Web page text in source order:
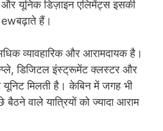
और यूनिक डिज़ाइन एलिमेंट्स इसकी
हैं।
व्यावहारिक और आरामदायक है।
डिजिटल इंस्ट्रूमेंट क्लस्टर और
मिलती है। केबिन में जगह भी
वाले यात्रियों को ज्यादा आराम